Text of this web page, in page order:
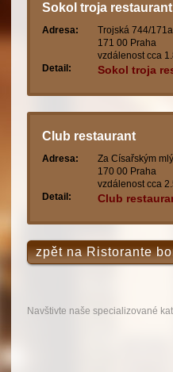
Sokol troja restaurant
Adresa:
Trojská 744/
171 00 Praha
vzdálenost cca
Detail:
Sokol troja
Club restaurant
Adresa:
Za Císařským
170 00 Praha
vzdálenost cca
Detail:
Club
zpět na Ristorante
Navštivte naše specializované